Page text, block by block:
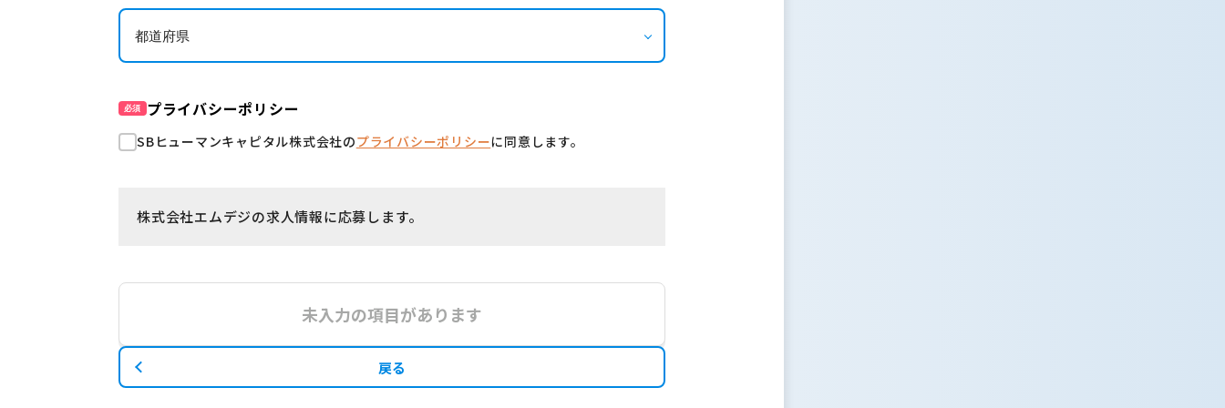
必須 プライバシーポリシー
SBヒューマンキャピタル株式会社のプライバシーポリシーに同意します。
株式会社エムデジの求人情報に応募します。
未入力の項目があります
戻る